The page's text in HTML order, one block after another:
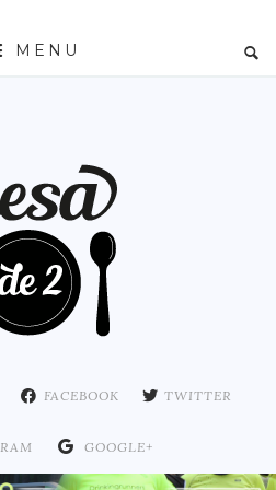
MENU
FACEBOOK TWITTER
GOOGLE+